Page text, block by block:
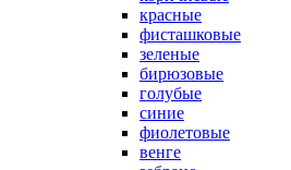
красные
фисташковые
зеленые
бирюзовые
голубые
синие
фиолетовые
венге